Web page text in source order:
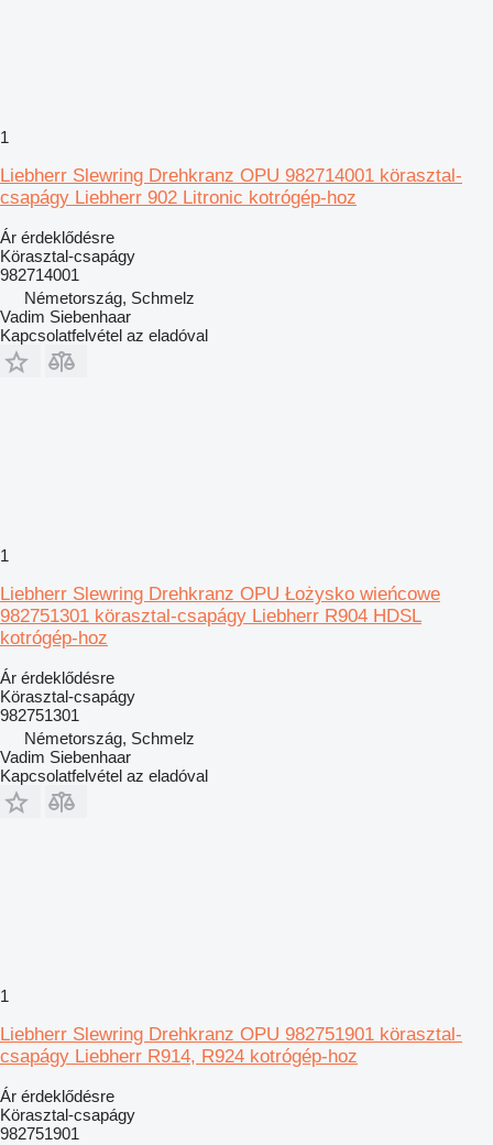
1
Liebherr Slewring Drehkranz OPU 982714001 körasztal-
csapágy Liebherr 902 Litronic kotrógép-hoz
Ár érdeklődésre
Körasztal-csapágy
982714001
Németország, Schmelz
Vadim Siebenhaar
Kapcsolatfelvétel az eladóval
1
Liebherr Slewring Drehkranz OPU Łożysko wieńcowe
982751301 körasztal-csapágy Liebherr R904 HDSL
kotrógép-hoz
Ár érdeklődésre
Körasztal-csapágy
982751301
Németország, Schmelz
Vadim Siebenhaar
Kapcsolatfelvétel az eladóval
1
Liebherr Slewring Drehkranz OPU 982751901 körasztal-
csapágy Liebherr R914, R924 kotrógép-hoz
Ár érdeklődésre
Körasztal-csapágy
982751901